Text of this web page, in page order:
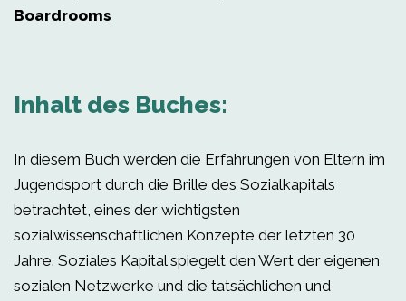
Boardrooms
Inhalt des Buches:
In diesem Buch werden die Erfahrungen von Eltern im
Jugendsport durch die Brille des Sozialkapitals
betrachtet, eines der wichtigsten
sozialwissenschaftlichen Konzepte der letzten 30
Jahre. Soziales Kapital spiegelt den Wert der eigenen
sozialen Netzwerke und die tatsächlichen und